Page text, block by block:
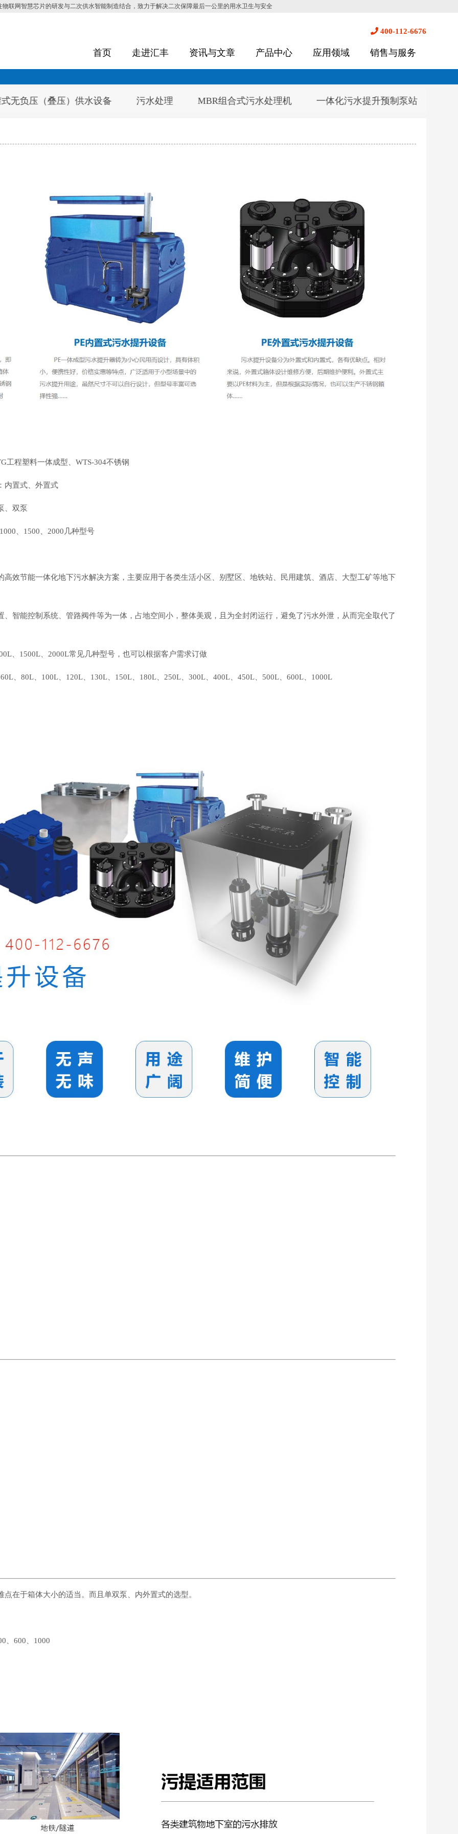
联网智慧芯片的研发与二次供水智能制造结合，致力于解决二次保障最后一公里的用水卫生与安全
400-112-6676
首页 走进汇丰 资讯与文章 产品中心 应用领域 销售与服务
水设备 污水处理 MBR组合式污水处理机 一体化污水提升预制泵站 HFGY全自动一体化隔
工程塑料一体成型、WTS-304不锈钢
内置式、外置式
、双泵
、1500、2000几种型号
效节能一体化地下污水解决方案，主要应用于各类生活小区、别墅区、地铁站、民用建筑、酒店、大型工矿等地下
智能控制系统、管路阀件等为一体，占地空间小，整体美观，且为全封闭运行，避免了污水外泄，从而完全取代了
、1500L、2000L常见几种型号，也可以根据客户需求订做
、80L、100L、120L、130L、150L、180L、250L、300L、400L、450L、500L、600L、1000L
在于箱体大小的适当。而且单双泵、内外置式的选型。
、600、1000